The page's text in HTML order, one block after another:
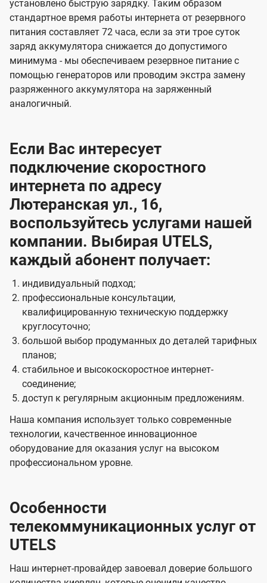
установлено быструю зарядку. Таким образом
стандартное время работы интернета от резервного
питания составляет 72 часа, если за эти трое суток
заряд аккумулятора снижается до допустимого
минимума - мы обеспечиваем резервное питание с
помощью генераторов или проводим экстра замену
разряженного аккумулятора на заряженный
аналогичный.
Если Вас интересует
подключение скоростного
интернета по адресу
Лютеранская ул., 16,
воспользуйтесь услугами нашей
компании. Выбирая UTELS,
каждый абонент получает:
индивидуальный подход;
профессиональные консультации,
квалифицированную техническую поддержку
круглосуточно;
большой выбор продуманных до деталей тарифных
планов;
стабильное и высокоскоростное интернет-
соединение;
доступ к регулярным акционным предложениям.
Наша компания использует только современные
технологии, качественное инновационное
оборудование для оказания услуг на высоком
профессиональном уровне.
Особенности
телекоммуникационных услуг от
UTELS
Наш интернет-провайдер завоевал доверие большого